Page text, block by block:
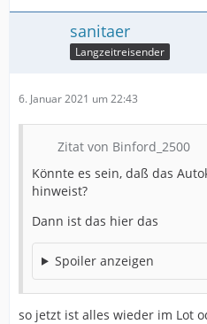
sanitaer
Langzeitreisender
6. Januar 2021 um 22:43
Zitat von Binford_2500
Könnte es sein, daß das
hinweist?
Dann ist das hier das
Spoiler anzeigen
so jetzt ist alles wieder im Lot